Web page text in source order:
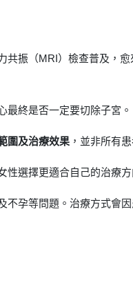
共振（MRI）檢查普及，愈
最終是否一定要切除子宮。
圍及治療效果 ，並非所有
選擇更適合自己的治療方
孕等問題。治療方式會